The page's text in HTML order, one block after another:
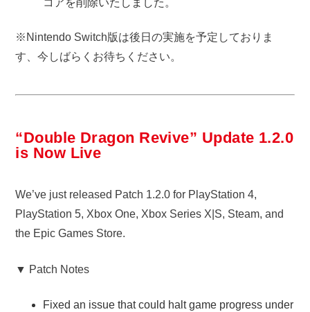
コアを削除いたしました。
※Nintendo Switch版は後日の実施を予定しておりま
す、今しばらくお待ちください。
“Double Dragon Revive” Update 1.2.0
is Now Live
We’ve just released Patch 1.2.0 for PlayStation 4,
PlayStation 5, Xbox One, Xbox Series X|S, Steam, and
the Epic Games Store.
▼ Patch Notes
Fixed an issue that could halt game progress under